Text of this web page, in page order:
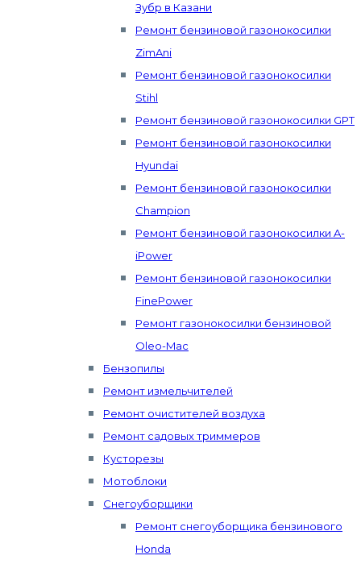
Зубр в Казани
Ремонт бензиновой газонокосилки
ZimAni
Ремонт бензиновой газонокосилки
Stihl
Ремонт бензиновой газонокосилки GPT
Ремонт бензиновой газонокосилки
Hyundai
Ремонт бензиновой газонокосилки
Champion
Ремонт бензиновой газонокосилки A-
iPower
Ремонт бензиновой газонокосилки
FinePower
Ремонт газонокосилки бензиновой
Oleo-Mac
Бензопилы
Ремонт измельчителей
Ремонт очистителей воздуха
Ремонт садовых триммеров
Кусторезы
Мотоблоки
Снегоуборщики
Ремонт снегоуборщика бензинового
Honda